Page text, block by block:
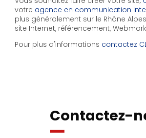
votre agence en communication
plus généralement sur le Rhône
site Internet, référencement,
Pour plus d'informations contactez
Contactez-